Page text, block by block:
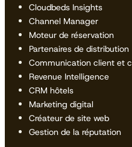
Cloudbeds Insights
Channel Manager
Moteur de réservation
Partenaires de distribution
Communication client et
Revenue Intelligence
CRM hôtels
Marketing digital
Créateur de site web
Gestion de la réputation